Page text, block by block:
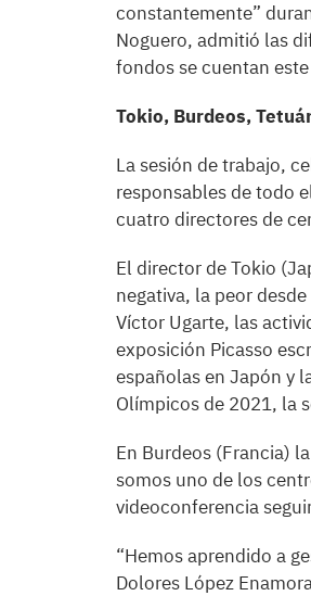
constantemente”
Noguero, admitió las
fondos se cuentan
Tokio, Burdeos,
La sesión de trabajo,
responsables de todo
cuatro directores de
El director de Tokio
negativa, la peor
Víctor Ugarte, las
exposición Picasso
españolas en Japón y
Olímpicos de 2021, la
En Burdeos (Francia)
somos uno de los
videoconferencia
“Hemos aprendido a
Dolores López